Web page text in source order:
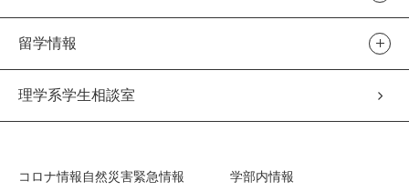
留学情報
理学系学生相談室
コロナ情報自然災害緊急情報
学部内情報